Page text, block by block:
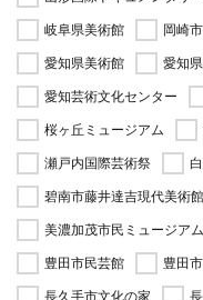
岐阜県美術館
岡崎
愛知県美術館
愛知
愛知芸術文化センター
桜ヶ丘ミュージアム
瀬戸内国際芸術祭
碧南市藤井達吉現代美術館
美濃加茂市民ミュージアム
豊田市民芸館
豊田
長久手市文化の家